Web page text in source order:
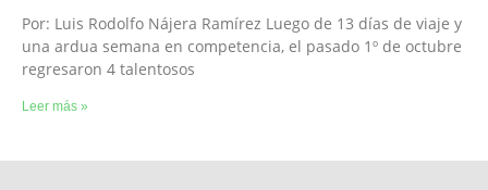
Por: Luis Rodolfo Nájera Ramírez Luego de 13 días de viaje y
una ardua semana en competencia, el pasado 1º de octubre
regresaron 4 talentosos
Leer más »